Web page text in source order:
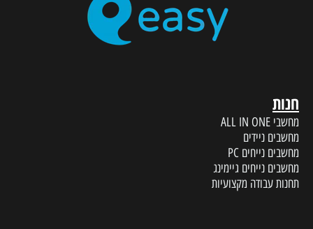
חנות
מחשבי ALL IN ONE
מחשבים ניידים
מחשבים נייחים PC
מחשבים נייחים גיימינג
תחנות עבודה מקצועיות